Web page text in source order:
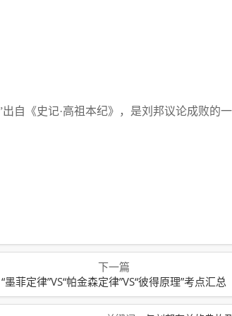
自《史记·高祖本纪》， 是刘邦议论成败的
下一篇
“墨菲定律”VS“帕金森定律”VS“彼得原理”考点汇总